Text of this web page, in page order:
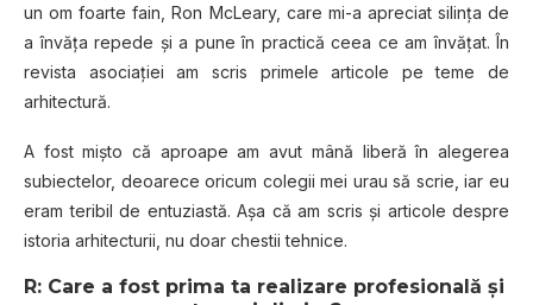
un om foarte fain, Ron McLeary, care mi-a apreciat silința de
a învăța repede și a pune în practică ceea ce am învățat. În
revista asociației am scris primele articole pe teme de
arhitectură.
A fost mișto că aproape am avut mână liberă în alegerea
subiectelor, deoarece oricum colegii mei urau să scrie, iar eu
eram teribil de entuziastă. Așa că am scris și articole despre
istoria arhitecturii, nu doar chestii tehnice.
R: Care a fost prima ta realizare profesională și